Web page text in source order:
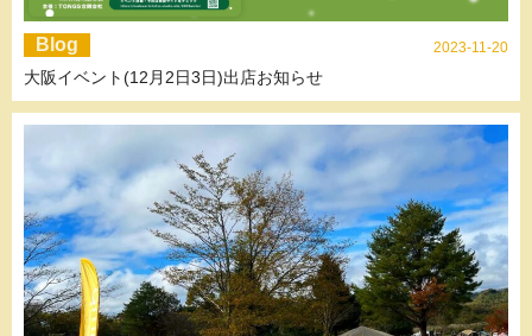
Blog 2023-11-20
大阪イベント(12月2日3日)出店お知らせ